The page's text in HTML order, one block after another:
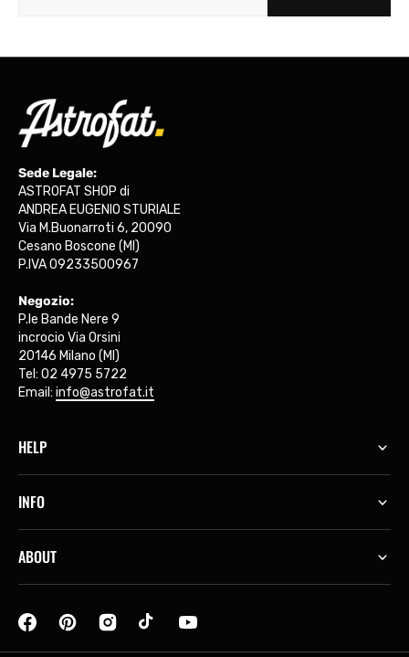
Sede Legale:
ASTROFAT SHOP di
ANDREA EUGENIO STURIALE
Via M.Buonarroti 6, 20090
Cesano Boscone (MI)
P.IVA 09233500967
Negozio:
P.le Bande Nere 9
incrocio Via Orsini
20146 Milano (MI)
Tel: 02 4975 5722
Email: info@astrofat.it
HELP
INFO
ABOUT